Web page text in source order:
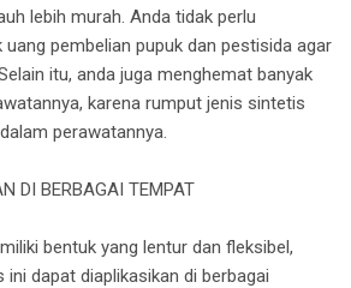
lebih murah. Anda tidak perlu
uang pembelian pupuk dan pestisida agar
itu, anda juga menghemat banyak
karena rumput jenis sintetis
perawatannya.
DI BERBAGAI TEMPAT
bentuk yang lentur dan fleksibel,
ini dapat diaplikasikan di berbagai